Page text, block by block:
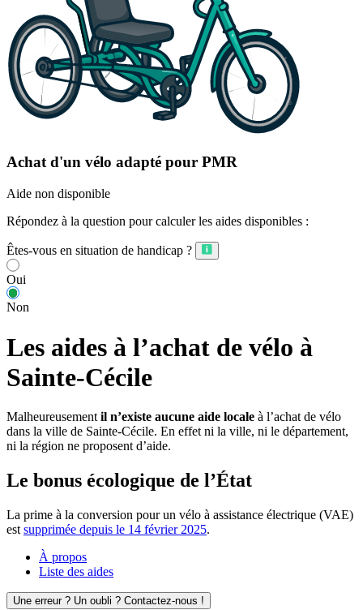
Achat d'un vélo adapté pour PMR
Aide non disponible
Répondez à la question pour calculer les aides disponibles :
Êtes-vous en situation de handicap ?
Oui
Non
Les aides à l’achat de vélo à
Sainte-Cécile
Malheureusement il n’existe aucune aide locale à l’achat de vélo
dans la ville de Sainte-Cécile. En effet ni la ville, ni le département,
ni la région ne proposent d’aide.
Le bonus écologique de l’État
La prime à la conversion pour un vélo à assistance électrique (VAE)
est supprimée depuis le 14 février 2025.
À propos
Liste des aides
Une erreur ? Un oubli ? Contactez-nous !